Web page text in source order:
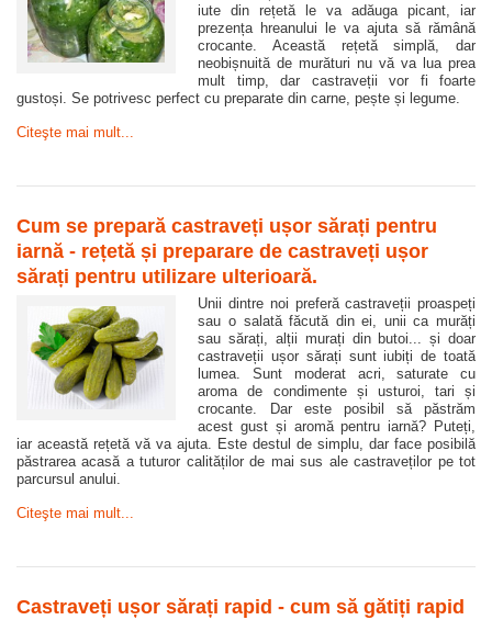
iute din rețetă le va adăuga picant, iar
prezența hreanului le va ajuta să rămână
crocante. Această rețetă simplă, dar
neobișnuită de murături nu vă va lua prea
mult timp, dar castraveții vor fi foarte
gustoși. Se potrivesc perfect cu preparate din carne, pește și legume.
Citeşte mai mult...
Cum se prepară castraveți ușor sărați pentru
iarnă - rețetă și preparare de castraveți ușor
sărați pentru utilizare ulterioară.
Unii dintre noi preferă castraveții proaspeți
sau o salată făcută din ei, unii ca murăți
sau sărați, alții murați din butoi... și doar
castraveții ușor sărați sunt iubiți de toată
lumea. Sunt moderat acri, saturate cu
aroma de condimente și usturoi, tari și
crocante. Dar este posibil să păstrăm
acest gust și aromă pentru iarnă? Puteți,
iar această rețetă vă va ajuta. Este destul de simplu, dar face posibilă
păstrarea acasă a tuturor calităților de mai sus ale castraveților pe tot
parcursul anului.
Citeşte mai mult...
Castraveți ușor sărați rapid - cum să gătiți rapid